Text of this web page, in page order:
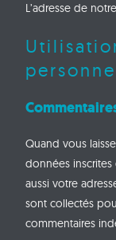
L’adresse de
Quand vous
données
aussi votre
sont collectés
commentaires